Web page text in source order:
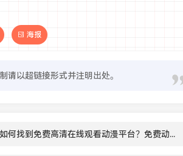
海报
请以超链接形式并注明出处。
如何找到免费高清在线观看动漫平台？免费动漫观看人数和资源分布分析